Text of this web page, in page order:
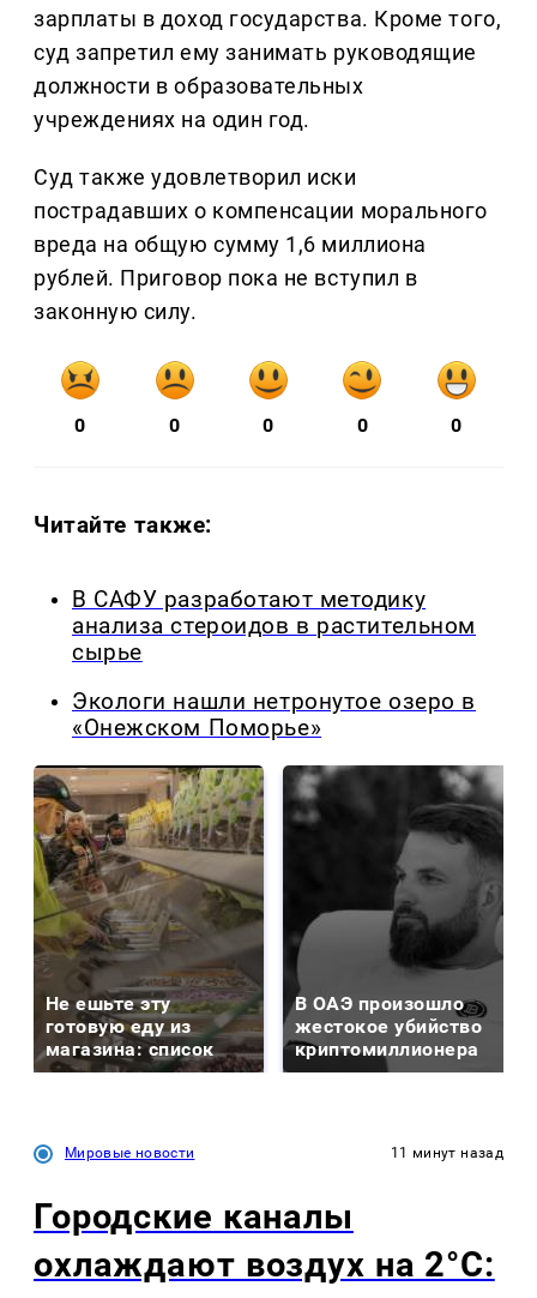
зарплаты в доход государства. Кроме того,
суд запретил ему занимать руководящие
должности в образовательных
учреждениях на один год.
Суд также удовлетворил иски
пострадавших о компенсации морального
вреда на общую сумму 1,6 миллиона
рублей. Приговор пока не вступил в
законную силу.
0 0 0 0 0
Читайте также:
В САФУ разработают методику
анализа стероидов в растительном
сырье
Экологи нашли нетронутое озеро в
«Онежском Поморье»
Не ешьте эту
готовую еду из
магазина: список
В ОАЭ произошло
жестокое убийство
криптомиллионера
Мировые новости 11 минут назад
Городские каналы
охлаждают воздух на 2°C: